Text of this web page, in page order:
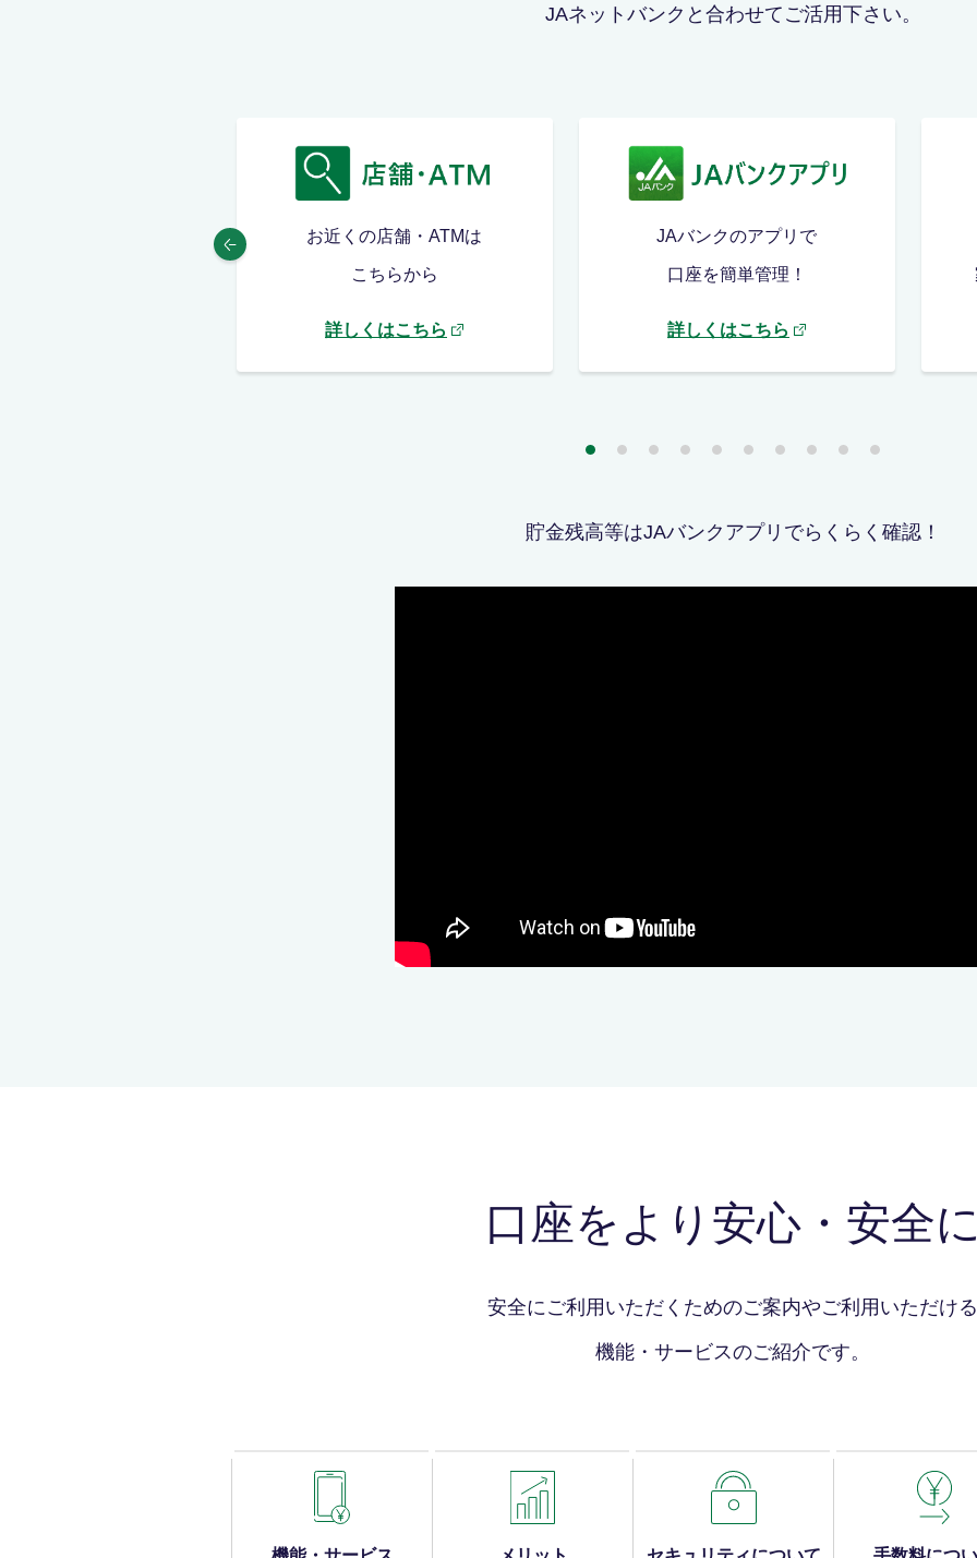
JAネットバンクと合わせてご活用下さい。
お近くの店舗・ATMは
こちらから
詳しくはこちら
JAバンクのアプリで
口座を簡単管理！
詳しくはこちら
貯金残高等はJAバンクアプリでらくらく確認！
口座をより安心・安全
安全にご利用いただくためのご案内やご利用いただける
機能・サービスのご紹介です。